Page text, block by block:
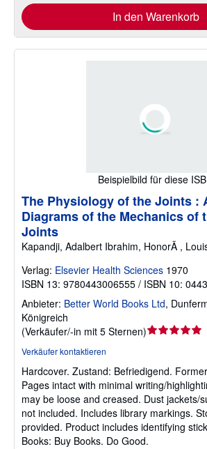
In den Warenkorb
Beispielbild für diese
The Physiology of the Joints :
Diagrams of the Mechanics of
Joints
Kapandji, Adalbert Ibrahim, HonorÃ ,
Verlag: Elsevier Health Sciences 1970
ISBN 13: 9780443006555 / ISBN 10:
Anbieter: Better World Books Ltd,
Königreich
(Verkäufer/-in mit 5 Sternen)
5
Sternen
Verkäufer kontaktieren
Hardcover. Zustand: Befriedigend.
Pages intact with minimal writing/
may be loose and creased. Dust jackets/
not included. Includes library markings.
provided. Product includes identifying
Books: Buy Books. Do Good.